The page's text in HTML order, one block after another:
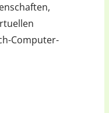
Computer-